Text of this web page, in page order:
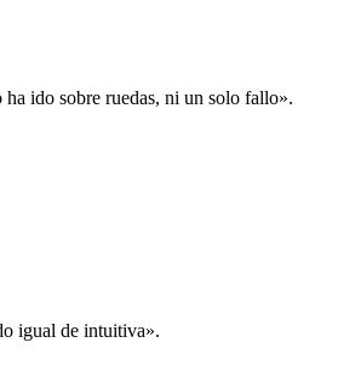
ido sobre ruedas, ni un solo fallo».
igual de intuitiva».